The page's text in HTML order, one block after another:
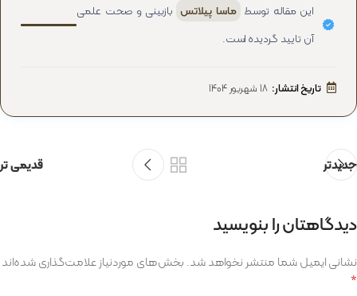
این مقاله توسط ماسا پیلاتس بازبینی و صحت علمی
آن تایید گردیده است.
تاریخ انتشار: 18 شهریور 1404
جدیدتر قدیمی تر
دیدگاهتان را بنویسید
نشانی ایمیل شما منتشر نخواهد شد.بخش‌های موردنیاز علامت‌گذاری شده‌اند
*